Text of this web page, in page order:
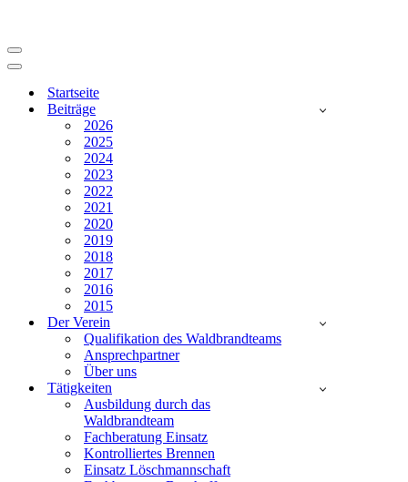
Navigationsmenü
Navigationsmenü
Startseite
Beiträge
2026
2025
2024
2023
2022
2021
2020
2019
2018
2017
2016
2015
Der Verein
Qualifikation des Waldbrandteams
Ansprechpartner
Über uns
Tätigkeiten
Ausbildung durch das
Waldbrandteam
Fachberatung Einsatz
Kontrolliertes Brennen
Einsatz Löschmannschaft